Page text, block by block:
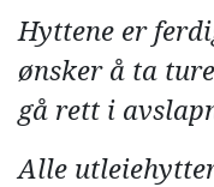
Hyttene er
ønsker å ta
gå rett i
Alle